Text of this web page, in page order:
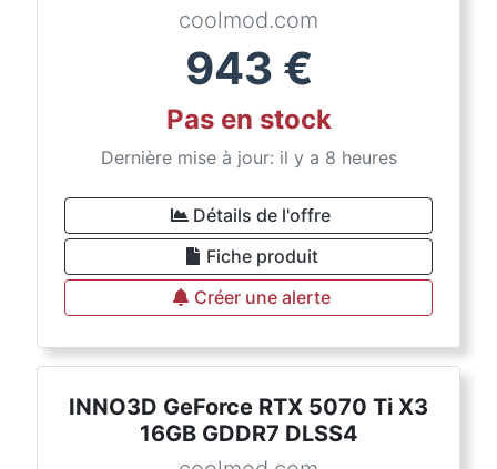
coolmod.com
943 €
Pas en stock
Dernière mise à jour: il y a 8 heures
Détails de l'offre
Fiche produit
Créer une alerte
INNO3D GeForce RTX 5070 Ti X3
16GB GDDR7 DLSS4